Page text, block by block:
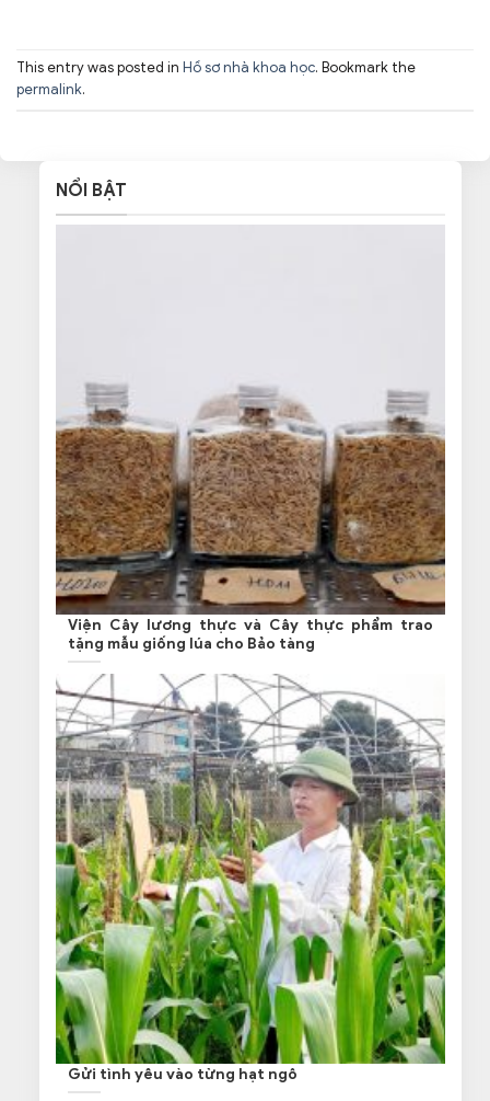
This entry was posted in Hồ sơ nhà khoa học. Bookmark the
permalink.
NỔI BẬT
Viện Cây lương thực và Cây thực phẩm trao
tặng mẫu giống lúa cho Bảo tàng
Gửi tình yêu vào từng hạt ngô